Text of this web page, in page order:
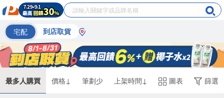
宅配 到店取貨
最多人購買 價格↓ 筆劃少 上架時間↓ 圖表 篩選